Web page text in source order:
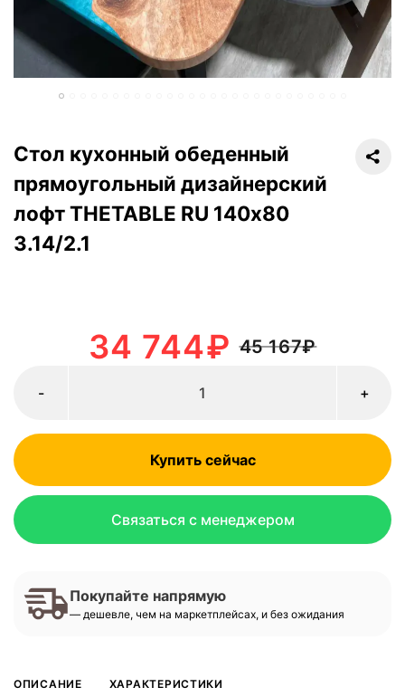
Стол кухонный обеденный
прямоугольный дизайнерский
лофт THETABLE RU 140х80
3.14/2.1
45 167₽
34 744₽
+
-
Купить сейчас
Связаться с менеджером
Покупайте напрямую
— дешевле, чем на маркетплейсах, и без ожидания
ОПИСАНИЕ ХАРАКТЕРИСТИКИ